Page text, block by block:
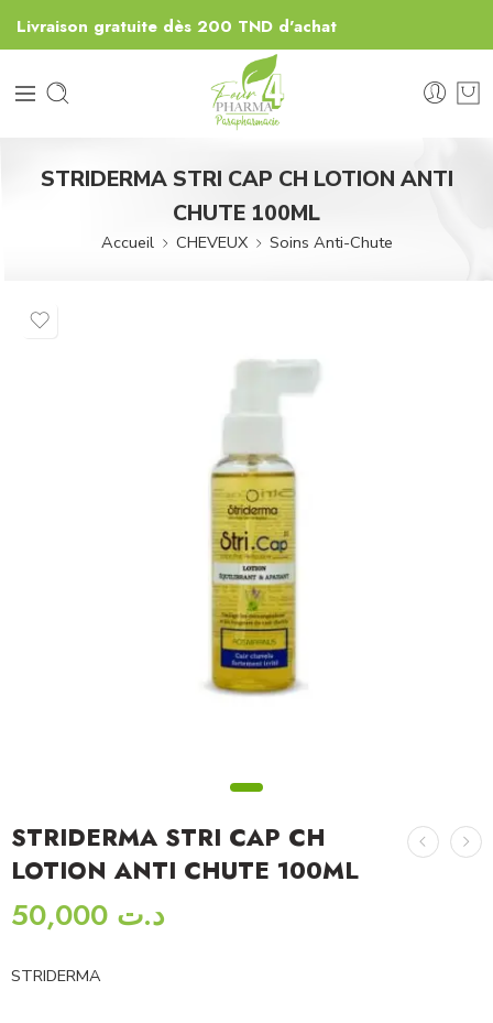
Livraison gratuite dès 200 TND d'achat
STRIDERMA STRI CAP CH LOTION ANTI
CHUTE 100ML
Accueil CHEVEUX Soins Anti-Chute
STRIDERMA STRI CAP CH
LOTION ANTI CHUTE 100ML
د.ت
STRIDERMA